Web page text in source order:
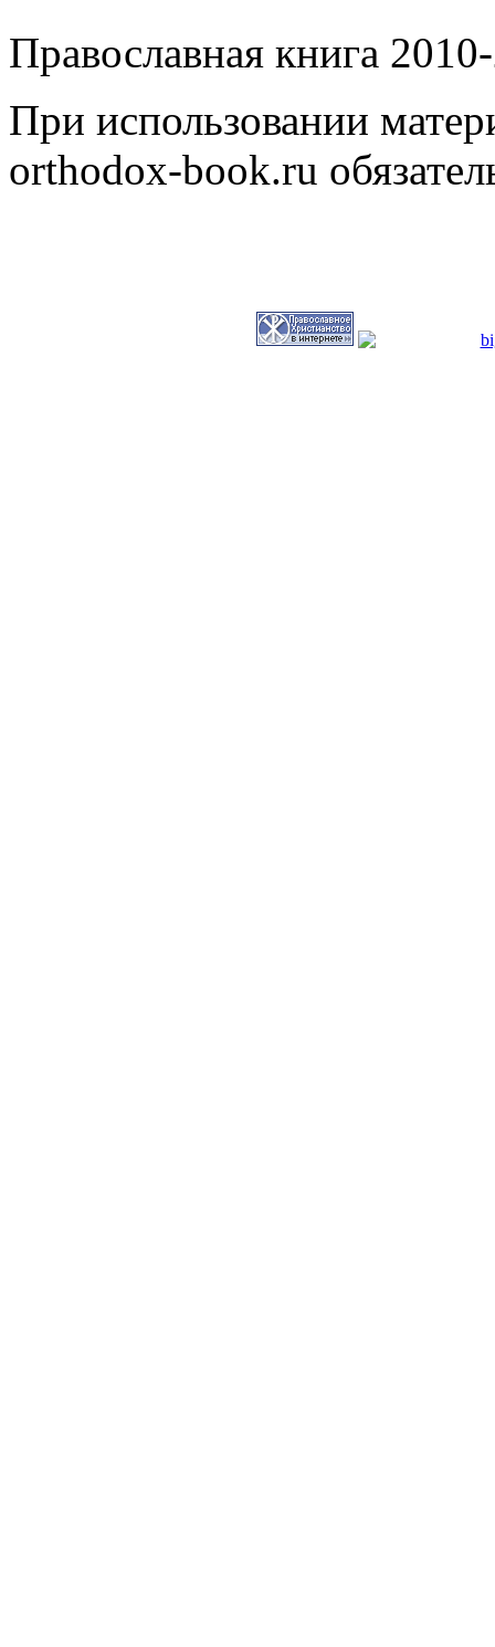
Православная книга
При использовании
orthodox-book.ru